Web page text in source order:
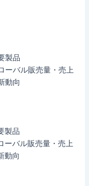
製品
バル販売量・売上
動向
製品
バル販売量・売上
動向